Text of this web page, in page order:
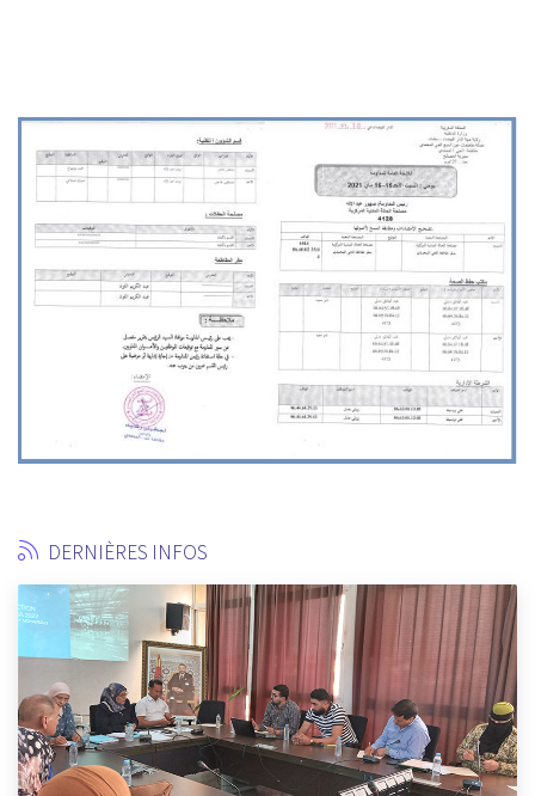
DERNIÈRES INFOS